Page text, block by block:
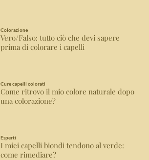
Colorazione
Vero/Falso: tutto ciò che devi sapere
prima di colorare i capelli
Cure capelli colorati
Come ritrovo il mio colore naturale dopo
una colorazione?
Esperti
I miei capelli biondi tendono al verde:
come rimediare?